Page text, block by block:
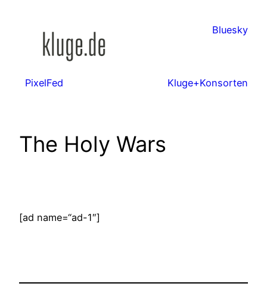
Bluesky
PixelFed Kluge+Konsorten
The Holy Wars
[ad name=“ad-1″]